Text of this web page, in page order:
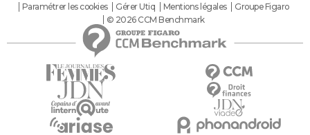
Paramétrer les cookies
Gérer Utiq Mentions légales
Groupe Figaro
© 2026 CCM Benchmark